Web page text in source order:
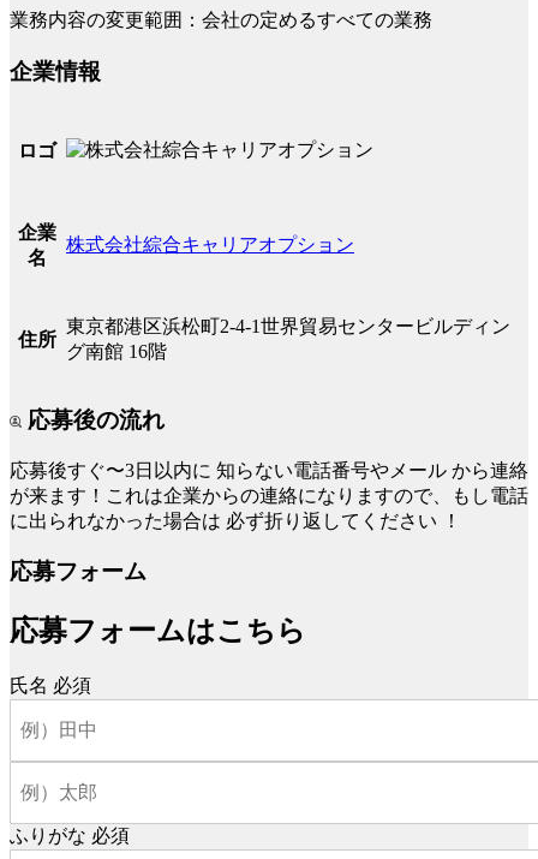
業務内容の変更範囲：会社の定めるすべての業務
企業情報
ロゴ
企業
名
株式会社綜合キャリアオプション
住所
東京都港区浜松町2-4-1世界貿易センタービルディン
グ南館 16階
応募後の流れ
応募後すぐ〜3日以内に 知らない電話番号やメール から連絡
が来ます！これは企業からの連絡になりますので、もし電話
に出られなかった場合は 必ず折り返してください ！
応募フォーム
応募フォームはこちら
氏名 必須
ふりがな 必須